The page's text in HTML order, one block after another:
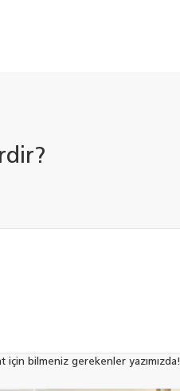
bilmeniz gerekenler yazımızda!